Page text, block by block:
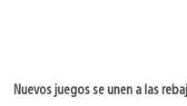
Nuevos juegos se unen a las